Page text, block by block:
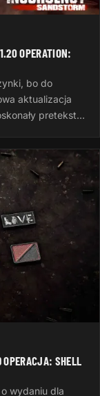
OPERATION:
bo do
aktualizacja
pretekst,
OPERACJA: SHELL
wydaniu dla